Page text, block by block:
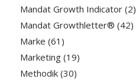
Mandat Growth Indicator(2)
Mandat Growthletter® (42)
Marke (61)
Marketing(19)
Methodik(30)